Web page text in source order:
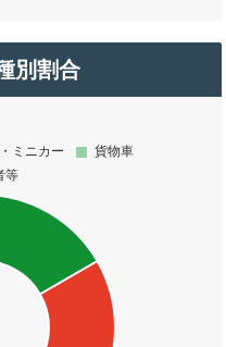
別割合